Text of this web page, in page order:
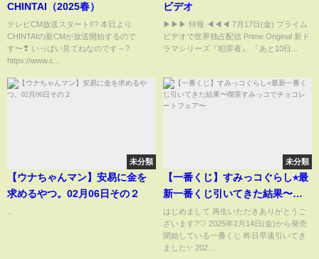
CHINTAI（2025春）
テレビCM放送スタート‼️? 本日より
CHINTAIの新CMが放送開始するので
す〜❣ いっぱい見てねなのです～?
https://www.c...
ビデオ
▶▶▶ 特報 ◀◀◀ 7月17日(金) プライム
ビデオで世界独占配信 Prime Original 新ド
ラマシリーズ『犯罪者』 「あと10日...
未分類
【ウナちゃんマン】安易に金を
求めるやつ。02月06日その２
未分類
【一番くじ】すみっコぐらし⭐︎最
新一番くじ引いてきた結果〜喫
茶すみっコでチョコレートフェ
ア〜
はじめまして 再生いただきありがとうご
ざいます?♡ 2025年2月14日(金)から発売
開始している一番くじ 昨日早速引いてき
ました✨ 202...